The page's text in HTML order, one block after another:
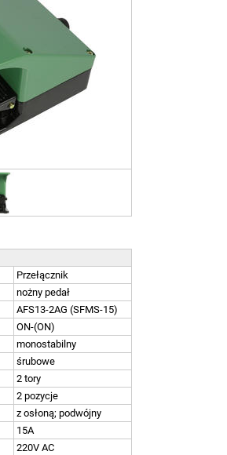
Przełącznik
nożny pedał
AFS13-2AG (SFMS-15)
ON-(ON)
monostabilny
śrubowe
2 tory
2 pozycje
z osłoną; podwójny
15A
220V AC